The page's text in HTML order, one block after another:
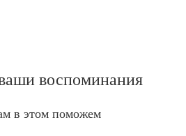
воспоминания
в этом поможем